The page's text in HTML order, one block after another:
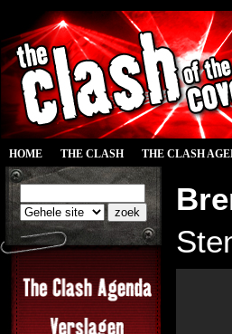
HOME THE CLASH THE CLASH